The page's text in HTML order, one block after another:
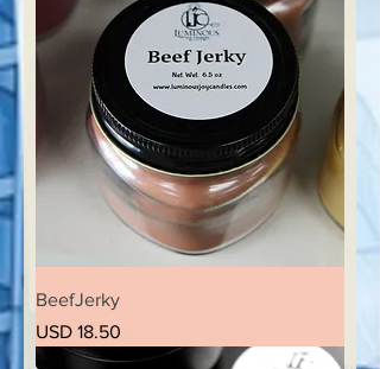
BeefJerky
Precio
USD 18.50